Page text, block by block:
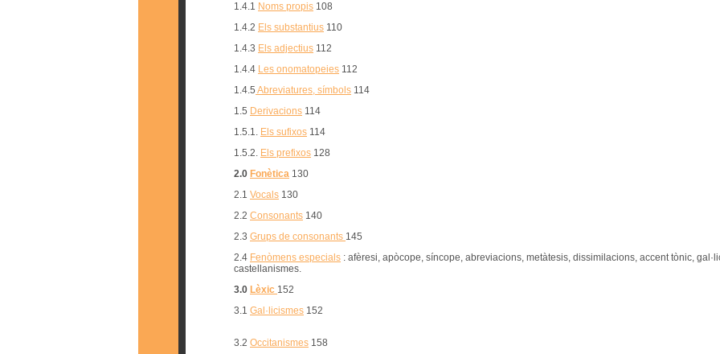
1.4.1 Noms propis 108
1.4.2 Els substantius 110
1.4.3 Els adjectius 112
1.4.4 Les onomatopeies 112
1.4.5 Abreviatures, símbols 114
1.5 Derivacions 114
1.5.1. Els sufixos 114
1.5.2. Els prefixos 128
2.0 Fonètica 130
2.1 Vocals 130
2.2 Consonants 140
2.3 Grups de consonants 145
2.4 Fenòmens especials : afèresi, apòcope, síncope, abreviacions, metàtesis, dissimilacions, accent tònic,
castellanismes.
3.0 Lèxic 152
3.1 Gal·licismes 152
3.2 Occitanismes 158